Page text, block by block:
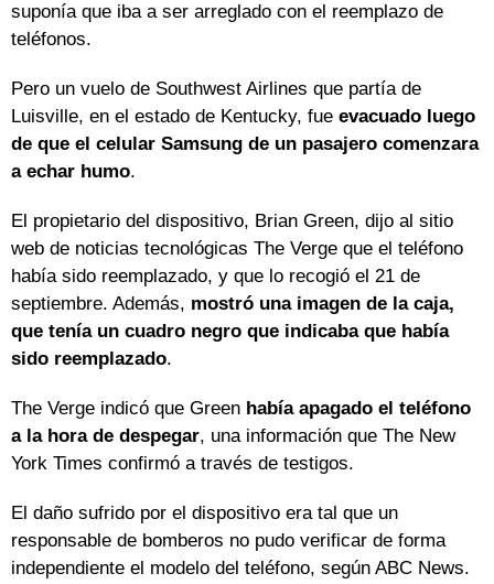
suponía que iba a ser arreglado con el reemplazo de
teléfonos.
Pero un vuelo de Southwest Airlines que partía de
Luisville, en el estado de Kentucky, fue evacuado luego
de que el celular Samsung de un pasajero comenzara
a echar humo.
El propietario del dispositivo, Brian Green, dijo al sitio
web de noticias tecnológicas The Verge que el teléfono
había sido reemplazado, y que lo recogió el 21 de
septiembre. Además, mostró una imagen de la caja,
que tenía un cuadro negro que indicaba que había
sido reemplazado.
The Verge indicó que Green había apagado el teléfono
a la hora de despegar, una información que The New
York Times confirmó a través de testigos.
El daño sufrido por el dispositivo era tal que un
responsable de bomberos no pudo verificar de forma
independiente el modelo del teléfono, según ABC News.